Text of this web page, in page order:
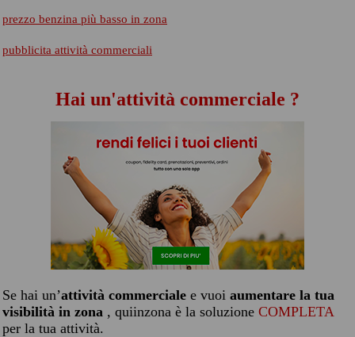
prezzo benzina più basso in zona
pubblicita attività commerciali
Hai un'attività commerciale ?
Se hai un’attività commerciale e vuoi aumentare la tua
visibilità in zona , quiinzona è la soluzione COMPLETA
per la tua attività.